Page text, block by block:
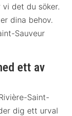
det du söker.
dina behov.
Sauveur
ett av
Saint-
dig ett urval